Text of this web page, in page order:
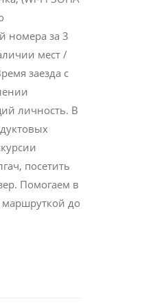
номера за 3
мест /
заезда с
личность. В
посетить
Помогаем в
маршруткой до